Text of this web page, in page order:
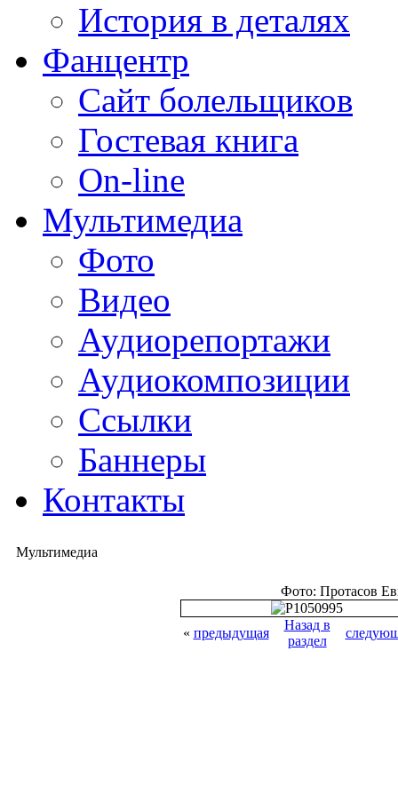
История в деталях
Фанцентр
Сайт болельщиков
Гостевая книга
On-line
Мультимедиа
Фото
Видео
Аудиорепортажи
Аудиокомпозиции
Ссылки
Баннеры
Контакты
Мультимедиа
Фото: Протасов
« предыдущая
Назад в
раздел